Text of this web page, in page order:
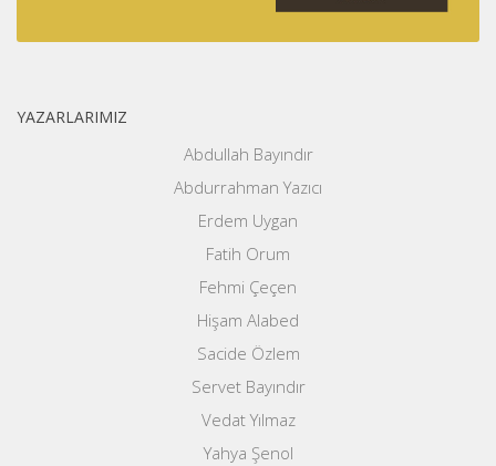
YAZARLARIMIZ
Abdullah Bayındır
Abdurrahman Yazıcı
Erdem Uygan
Fatih Orum
Fehmi Çeçen
Hişam Alabed
Sacide Özlem
Servet Bayındır
Vedat Yılmaz
Yahya Şenol